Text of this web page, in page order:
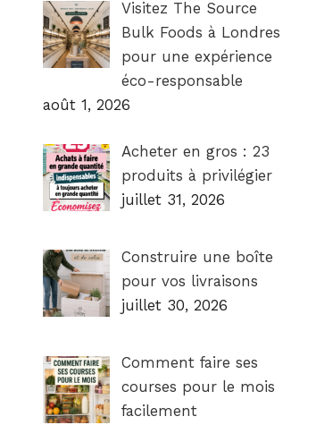
Visitez The Source
Bulk Foods à Londres
pour une expérience
éco-responsable
août 1, 2026
Acheter en gros : 23
produits à privilégier
juillet 31, 2026
Construire une boîte
pour vos livraisons
juillet 30, 2026
Comment faire ses
courses pour le mois
facilement